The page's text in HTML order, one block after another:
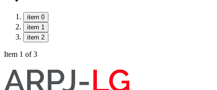
item 0
item 1
item 2
Item 1 of 3